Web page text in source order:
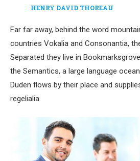
HENRY DAVID THOREAU
Far far away, behind the word
countries Vokalia and Consonantia,
Separated they live in
the Semantics, a large language
Duden flows by their place and
regelialia.